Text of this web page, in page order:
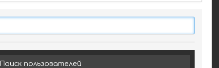
Поиск пользователей